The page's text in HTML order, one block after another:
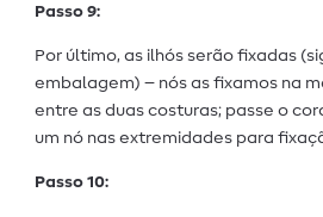
Passo 9:
Por último, as ilhós serão fixadas
embalagem) – nós as fixamos na
entre as duas costuras; passe o
um nó nas extremidades para
Passo 10: